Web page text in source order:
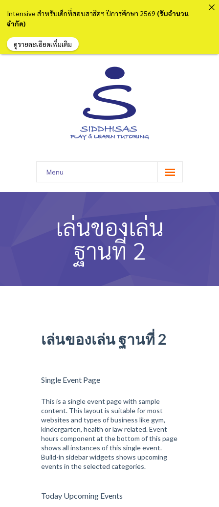
Menu
หน้าแรก
หลักสูตรและการสอน
ความประทับใจ
เล่นของเล่น
ฐานที่ 2
เล่นของเล่น ฐานที่ 2
Single Event Page
This is a single event page with sample
content. This layout is suitable for most
websites and types of business like gym,
kindergarten, health or law related. Event
hours component at the bottom of this page
shows all instances of this single event.
Build-in sidebar widgets shows upcoming
events in the selected categories.
Today Upcoming Events
Intensive สำหรับเด็กที่สอบสาธิตฯ ปีการศึกษา 2569 (รับจำนวน
จำกัด)
ดูรายละเอียดเพิ่มเติม